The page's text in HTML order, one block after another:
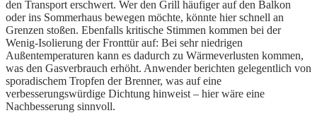
den Transport erschwert. Wer den Grill häufiger auf den Balkon
oder ins Sommerhaus bewegen möchte, könnte hier schnell an
Grenzen stoßen. Ebenfalls kritische Stimmen kommen bei der
Wenig-Isolierung der Fronttür auf: Bei sehr niedrigen
Außentemperaturen kann es dadurch zu Wärmeverlusten kommen,
was den Gasverbrauch erhöht. Anwender berichten gelegentlich von
sporadischem Tropfen der Brenner, was auf eine
verbesserungswürdige Dichtung hinweist – hier wäre eine
Nachbesserung sinnvoll.